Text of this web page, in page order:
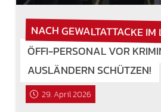
NACH GEWALTATTACKE IM
ÖFFI-PERSONAL VOR
AUSLÄNDERN SCHÜTZEN!
29. April 2026